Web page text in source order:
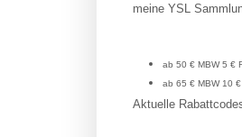
meine YSL
ab 50 € MBW 5 €
ab 65 € MBW 10
Aktuelle